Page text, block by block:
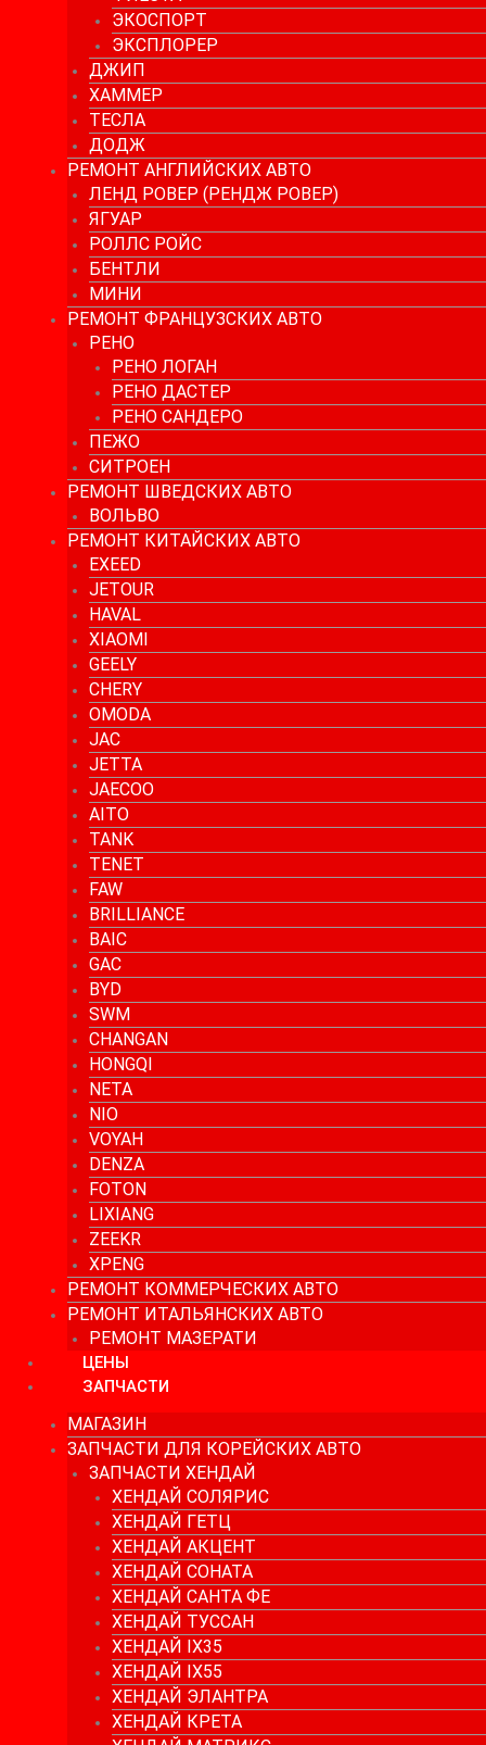
ЭКОСПОРТ
ЭКСПЛОРЕР
ДЖИП
ХАММЕР
ТЕСЛА
ДОДЖ
РЕМОНТ АНГЛИЙСКИХ АВТО
ЛЕНД РОВЕР (РЕНДЖ РОВЕР)
ЯГУАР
РОЛЛС РОЙС
БЕНТЛИ
МИНИ
РЕМОНТ ФРАНЦУЗСКИХ АВТО
РЕНО
РЕНО ЛОГАН
РЕНО ДАСТЕР
РЕНО САНДЕРО
ПЕЖО
СИТРОЕН
РЕМОНТ ШВЕДСКИХ АВТО
ВОЛЬВО
РЕМОНТ КИТАЙСКИХ АВТО
EXEED
JETOUR
HAVAL
XIAOMI
GEELY
CHERY
OMODA
JAC
JETTA
JAECOO
AITO
TANK
TENET
FAW
BRILLIANCE
BAIC
GAC
BYD
SWM
CHANGAN
HONGQI
NETA
NIO
VOYAH
DENZA
FOTON
LIXIANG
ZEEKR
XPENG
РЕМОНТ КОММЕРЧЕСКИХ АВТО
РЕМОНТ ИТАЛЬЯНСКИХ АВТО
РЕМОНТ МАЗЕРАТИ
ЦЕНЫ
ЗАПЧАСТИ
МАГАЗИН
ЗАПЧАСТИ ДЛЯ КОРЕЙСКИХ АВТО
ЗАПЧАСТИ ХЕНДАЙ
ХЕНДАЙ СОЛЯРИС
ХЕНДАЙ ГЕТЦ
ХЕНДАЙ АКЦЕНТ
ХЕНДАЙ СОНАТА
ХЕНДАЙ САНТА ФЕ
ХЕНДАЙ ТУССАН
ХЕНДАЙ IX35
ХЕНДАЙ IX55
ХЕНДАЙ ЭЛАНТРА
ХЕНДАЙ КРЕТА